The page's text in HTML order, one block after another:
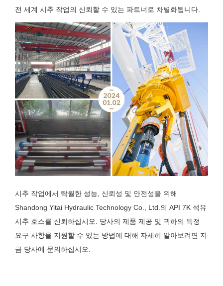
전 세계 시추 작업의 신뢰할 수 있는 파트너로 차별화됩니다.
시추 작업에서 탁월한 성능, 신뢰성 및 안전성을 위해
Shandong Yitai Hydraulic Technology Co., Ltd.의 API 7K 석유
시추 호스를 신뢰하십시오. 당사의 제품 제공 및 귀하의 특정
요구 사항을 지원할 수 있는 방법에 대해 자세히 알아보려면 지
금 당사에 문의하십시오.